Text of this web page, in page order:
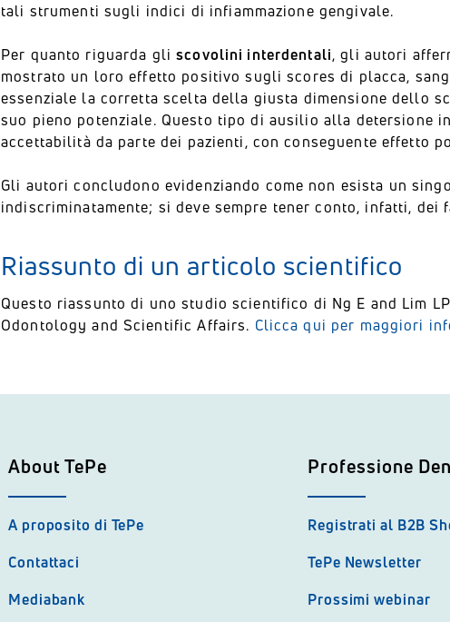
tali strumenti sugli indici di infiammazione gengivale.
Per quanto riguarda gliscovolini interdentali, gli autori
mostrato un loro effetto positivo sugli scores di placca,
essenziale la corretta scelta della giusta dimensione dello
suo pieno potenziale. Questo tipo di ausilio alla detersione
accettabilità da parte dei pazienti, con conseguente effetto
Gli autori concludono evidenziando come non esista un
indiscriminatamente; si deve sempre tener conto, infatti,
Riassunto di un articolo scientifico
Questo riassunto di uno studio scientifico di Ng E and Lim
Odontology and Scientific Affairs. Clicca qui per maggiori
About TePe
A proposito di TePe
Contattaci
Mediabank
Professione
Registrati al B2B
TePe Newsletter
Prossimi webinar